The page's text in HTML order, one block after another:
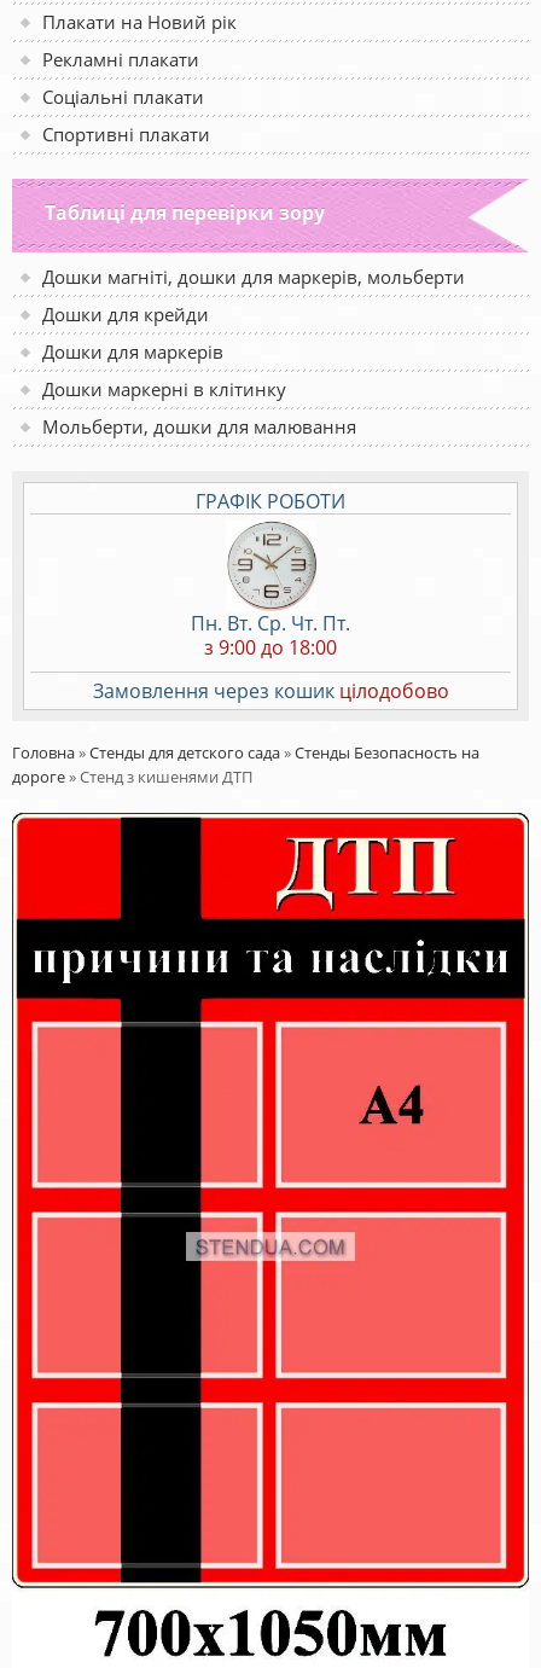
Плакати на Новий рік
Рекламні плакати
Соціальні плакати
Спортивні плакати
Таблиці для перевірки зору
Дошки магніті, дошки для маркерів, мольберти
Дошки для крейди
Дошки для маркерів
Дошки маркерні в клітинку
Мольберти, дошки для малювання
ГРАФІК РОБОТИ
Пн. Вт. Ср. Чт. Пт.
з 9:00 до 18:00
Замовлення через кошик цілодобово
Головна»Стенды для детского сада»Стенды Безопасность на
дороге»Стенд з кишенями ДТП